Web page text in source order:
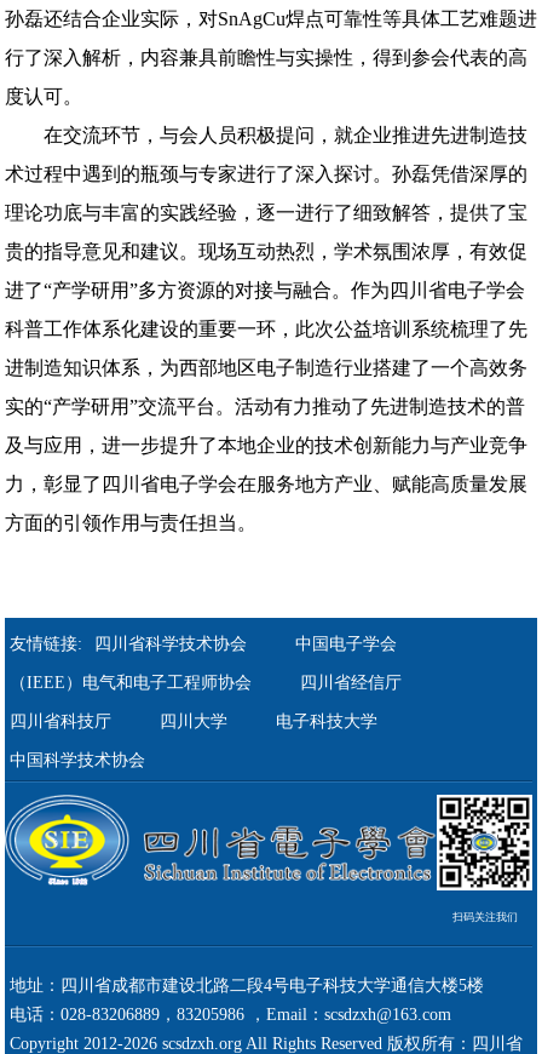
孙磊还结合企业实际，对SnAgCu焊点可靠性等具体工艺难题进
行了深入解析，内容兼具前瞻性与实操性，得到参会代表的高
度认可。
在交流环节，与会人员积极提问，就企业推进先进制造技
术过程中遇到的瓶颈与专家进行了深入探讨。孙磊凭借深厚的
理论功底与丰富的实践经验，逐一进行了细致解答，提供了宝
贵的指导意见和建议。现场互动热烈，学术氛围浓厚，有效促
进了“产学研用”多方资源的对接与融合。作为四川省电子学会
科普工作体系化建设的重要一环，此次公益培训系统梳理了先
进制造知识体系，为西部地区电子制造行业搭建了一个高效务
实的“产学研用”交流平台。活动有力推动了先进制造技术的普
及与应用，进一步提升了本地企业的技术创新能力与产业竞争
力，彰显了四川省电子学会在服务地方产业、赋能高质量发展
方面的引领作用与责任担当。
友情链接: 四川省科学技术协会 中国电子学会
（IEEE）电气和电子工程师协会 四川省经信厅
四川省科技厅 四川大学 电子科技大学
中国科学技术协会
扫码关注我们
地址：四川省成都市建设北路二段4号电子科技大学通信大楼5楼
电话：028-83206889，83205986 ，Email：scsdzxh@163.com
Copyright 2012-2026 scsdzxh.org All Rights Reserved 版权所有：四川省